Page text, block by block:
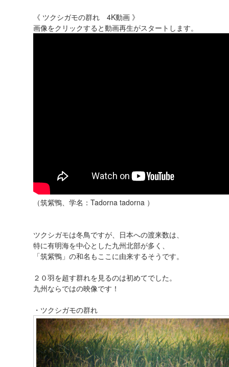
《 ツクシガモの群れ 4K動画 》
画像をクリックすると動画再生がスタートします。
（筑紫鴨、学名：Tadorna tadorna ）
ツクシガモは冬鳥ですが、日本への渡来数は、
特に有明海を中心とした九州北部が多く、
「筑紫鴨」の和名もここに由来するそうです。
２０羽を超す群れを見るのは初めてでした。
九州ならではの映像です！
・ツクシガモの群れ